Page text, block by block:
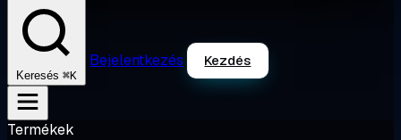
Keresés ⌘K
Bejelentkezés Kezdés
Termékek